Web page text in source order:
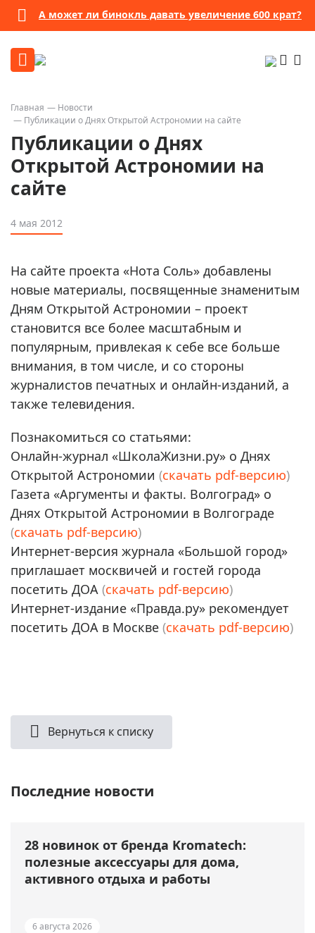
А может ли бинокль давать увеличение 600 крат?
Главная
Новости
Публикации о Днях Открытой Астрономии на сайте
Публикации о Днях
Открытой Астрономии на
сайте
4 мая 2012
На сайте проекта «Нота Соль» добавлены
новые материалы, посвященные знаменитым
Дням Открытой Астрономии – проект
становится все более масштабным и
популярным, привлекая к себе все больше
внимания, в том числе, и со стороны
журналистов печатных и онлайн-изданий, а
также телевидения.
Познакомиться со статьями:
Онлайн-журнал «ШколаЖизни.ру» о Днях
Открытой Астрономии (скачать pdf-версию)
Газета «Аргументы и факты. Волгоград» о
Днях Открытой Астрономии в Волгограде
(скачать pdf-версию)
Интернет-версия журнала «Большой город»
приглашает москвичей и гостей города
посетить ДОА (скачать pdf-версию)
Интернет-издание «Правда.ру» рекомендует
посетить ДОА в Москве (скачать pdf-версию)
Вернуться к списку
Последние новости
28 новинок от бренда Kromatech:
полезные аксессуары для дома,
активного отдыха и работы
6 августа 2026